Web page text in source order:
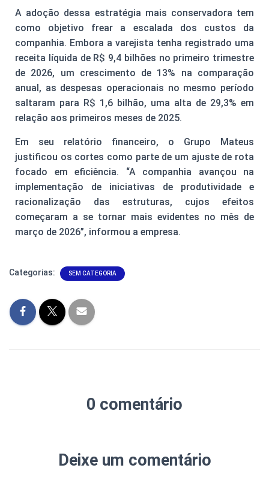
A adoção dessa estratégia mais conservadora tem
como objetivo frear a escalada dos custos da
companhia. Embora a varejista tenha registrado uma
receita líquida de R$ 9,4 bilhões no primeiro trimestre
de 2026, um crescimento de 13% na comparação
anual, as despesas operacionais no mesmo período
saltaram para R$ 1,6 bilhão, uma alta de 29,3% em
relação aos primeiros meses de 2025.
Em seu relatório financeiro, o Grupo Mateus
justificou os cortes como parte de um ajuste de rota
focado em eficiência. “A companhia avançou na
implementação de iniciativas de produtividade e
racionalização das estruturas, cujos efeitos
começaram a se tornar mais evidentes no mês de
março de 2026”, informou a empresa.
Categorias: SEM CATEGORIA
0 comentário
Deixe um comentário